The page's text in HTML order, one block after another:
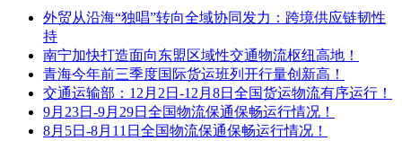
外贸从沿海“独唱”转向全域协同发力：跨境供应链韧性
持
南宁加快打造面向东盟区域性交通物流枢纽高地！
青海今年前三季度国际货运班列开行量创新高！
交通运输部：12月2日-12月8日全国货运物流有序运行！
9月23日-9月29日全国物流保通保畅运行情况！
8月5日-8月11日全国物流保通保畅运行情况！